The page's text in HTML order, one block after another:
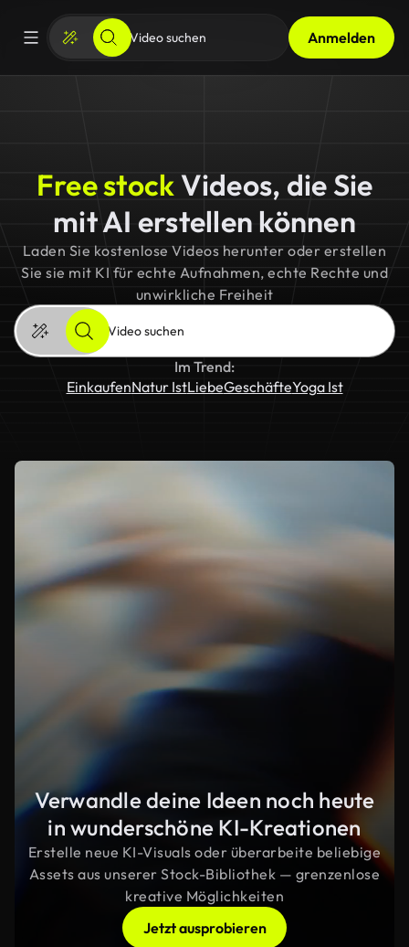
Anmelden
Free stockVideos, die Sie
mit AI erstellen können
Laden Sie kostenlose Videos herunter oder erstellen
Sie sie mit KI für echte Aufnahmen, echte Rechte und
unwirkliche Freiheit
Im Trend:
EinkaufenNatur IstLiebeGeschäfteYoga Ist
Verwandle deine Ideen noch heute
in wunderschöne KI-Kreationen
Erstelle neue KI-Visuals oder überarbeite beliebige
Assets aus unserer Stock-Bibliothek — grenzenlose
kreative Möglichkeiten
Jetzt ausprobieren